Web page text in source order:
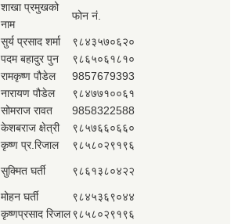
शाखा प्रमुखको
नाम
फोन नं.
सुर्य प्रसाद शर्मा
९८४३५७०६२०
पदम बहादुर पुन
९८६५०६१८१०
रामकृष्ण पौडेल
9857679393
नारायण पौडेल
९८४७७१००६१
सोमराज रावत
9858322588
केशबराज क्षेत्री
९८५७६६०६६०
कृष्ण प्र.रिजाल ९८५८०२९१९६
सुक्मित घर्ती ९८६१३८०४२२
मोहन घर्ती
९८४५३६९०४४
कृष्णप्रसाद रिजाल९८५८०२९१९६